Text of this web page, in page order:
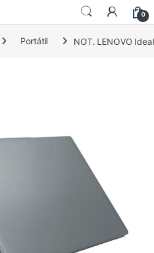
0
Portátil NOT. LENOVO